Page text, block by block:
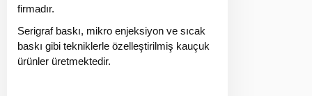
firmadır.
Serigraf baskı, mikro enjeksiyon ve sıcak
baskı gibi tekniklerle özelleştirilmiş kauçuk
ürünler üretmektedir.